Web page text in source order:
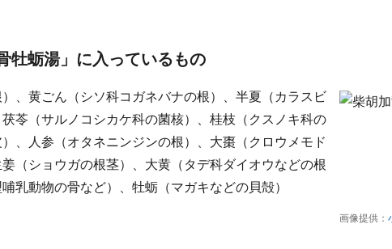
牡蛎湯」に入っているもの
画像提供：
、黄ごん（シソ科コガネバナの根）、半夏（カラスビ
苓（サルノコシカケ科の菌核）、桂枝（クスノキ科の
、人参（オタネニンジンの根）、大棗（クロウメモド
（ショウガの根茎）、大黄（タデ科ダイオウなどの根
乳動物の骨など）、牡蛎（マガキなどの貝殻）